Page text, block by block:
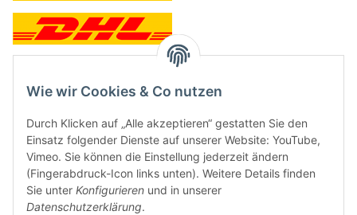
Neben dem Onlineshop haben wir ein Ladengeschäft in Hütten:
Frontline Games
Färbereiweg 3A
24358 Hütten
Wie wir Cookies & Co nutzen
Durch Klicken auf „Alle akzeptieren“ gestatten Sie den
Einsatz folgender Dienste auf unserer Website: YouTube,
Vimeo. Sie können die Einstellung jederzeit ändern
(Fingerabdruck-Icon links unten). Weitere Details finden
Sie unter Konfigurieren und in unserer
Datenschutzerklärung.